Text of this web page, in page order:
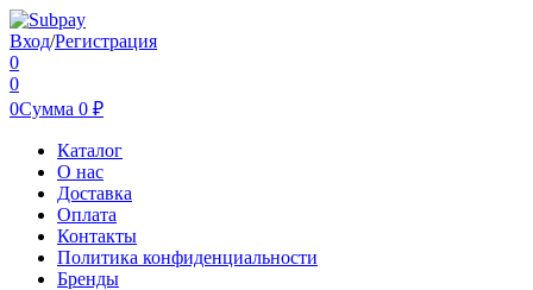
Вход/Регистрация
0
0
0Сумма 0 ₽
Каталог
О нас
Доставка
Оплата
Контакты
Политика конфиденциальности
Бренды